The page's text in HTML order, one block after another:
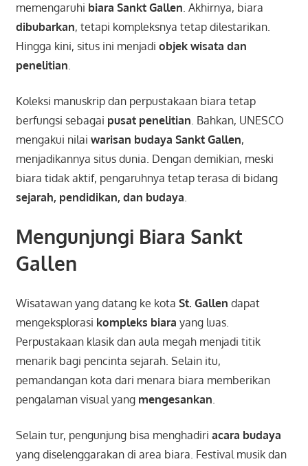
memengaruhi biara Sankt Gallen. Akhirnya, biara
dibubarkan, tetapi kompleksnya tetap dilestarikan.
Hingga kini, situs ini menjadi objek wisata dan
penelitian.
Koleksi manuskrip dan perpustakaan biara tetap
berfungsi sebagai pusat penelitian. Bahkan, UNESCO
mengakui nilai warisan budaya Sankt Gallen,
menjadikannya situs dunia. Dengan demikian, meski
biara tidak aktif, pengaruhnya tetap terasa di bidang
sejarah, pendidikan, dan budaya.
Mengunjungi Biara Sankt
Gallen
Wisatawan yang datang ke kota St. Gallen dapat
mengeksplorasi kompleks biara yang luas.
Perpustakaan klasik dan aula megah menjadi titik
menarik bagi pencinta sejarah. Selain itu,
pemandangan kota dari menara biara memberikan
pengalaman visual yang mengesankan.
Selain tur, pengunjung bisa menghadiri acara budaya
yang diselenggarakan di area biara. Festival musik dan